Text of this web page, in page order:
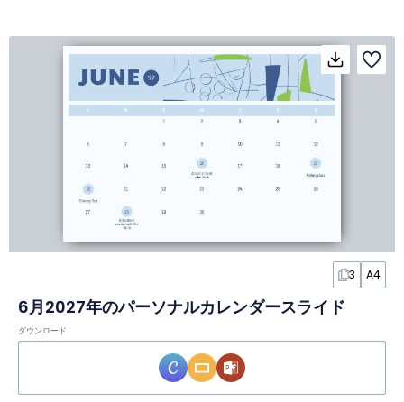
3 A4
6月2027年のパーソナルカレンダースライド
ダウンロード